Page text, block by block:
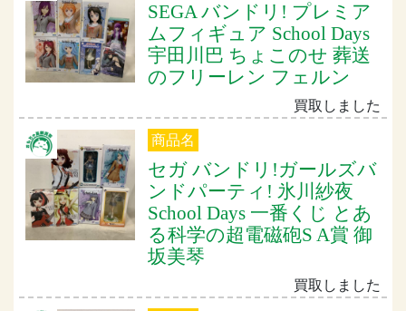
SEGA バンドリ! プレミア
ムフィギュア School Days
宇田川巴 ちょこのせ 葬送
のフリーレン フェルン
買取しました
商品名
セガ バンドリ!ガールズバ
ンドパーティ! 氷川紗夜
School Days 一番くじ とあ
る科学の超電磁砲S A賞 御
坂美琴
買取しました